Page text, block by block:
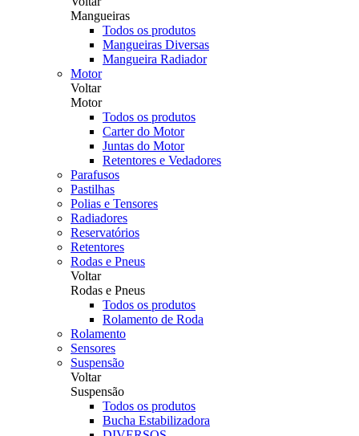
Mangueiras
Todos os produtos
Mangueiras Diversas
Mangueira Radiador
Motor
Voltar
Motor
Todos os produtos
Carter do Motor
Juntas do Motor
Retentores e Vedadores
Parafusos
Pastilhas
Polias e Tensores
Radiadores
Reservatórios
Retentores
Rodas e Pneus
Voltar
Rodas e Pneus
Todos os produtos
Rolamento de Roda
Rolamento
Sensores
Suspensão
Voltar
Suspensão
Todos os produtos
Bucha Estabilizadora